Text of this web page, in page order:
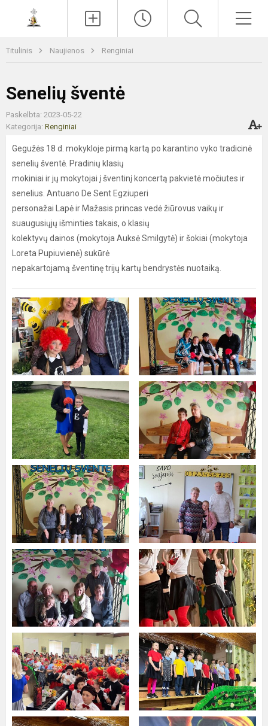
Titulinis Naujienos Renginiai
Senelių šventė
Paskelbta: 2023-05-22
Kategorija: Renginiai
Gegužės 18 d. mokykloje pirmą kartą po karantino vyko tradicinė
senelių šventė. Pradinių klasių
mokiniai ir jų mokytojai į šventinį koncertą pakvietė močiutes ir
senelius. Antuano De Sent Egziuperi
personažai Lapė ir Mažasis princas vedė žiūrovus vaikų ir
suaugusiųjų išminties takais, o klasių
kolektyvų dainos (mokytoja Auksė Smilgytė) ir šokiai (mokytoja
Loreta Pupiuvienė) sukūrė
nepakartojamą šventinę trijų kartų bendrystės nuotaiką.